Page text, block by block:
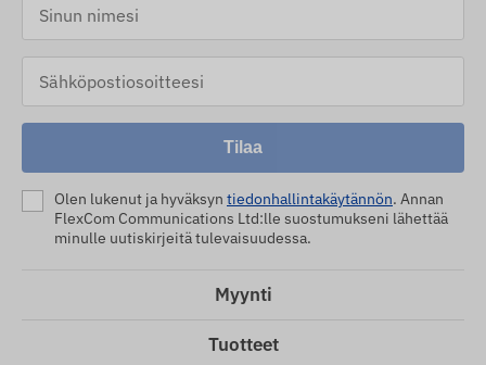
Tilaa
Olen lukenut ja hyväksyn tiedonhallintakäytännön. Annan
FlexCom Communications Ltd:lle suostumukseni lähettää
minulle uutiskirjeitä tulevaisuudessa.
Myynti
Tuotteet